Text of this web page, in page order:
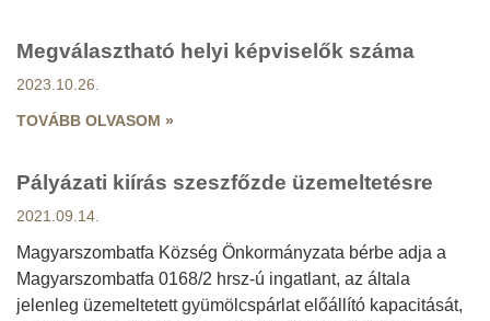
Megválasztható helyi képviselők száma
2023.10.26.
TOVÁBB OLVASOM »
Pályázati kiírás szeszfőzde üzemeltetésre
2021.09.14.
Magyarszombatfa Község Önkormányzata bérbe adja a
Magyarszombatfa 0168/2 hrsz-ú ingatlant, az általa
jelenleg üzemeltetett gyümölcspárlat előállító kapacitását,